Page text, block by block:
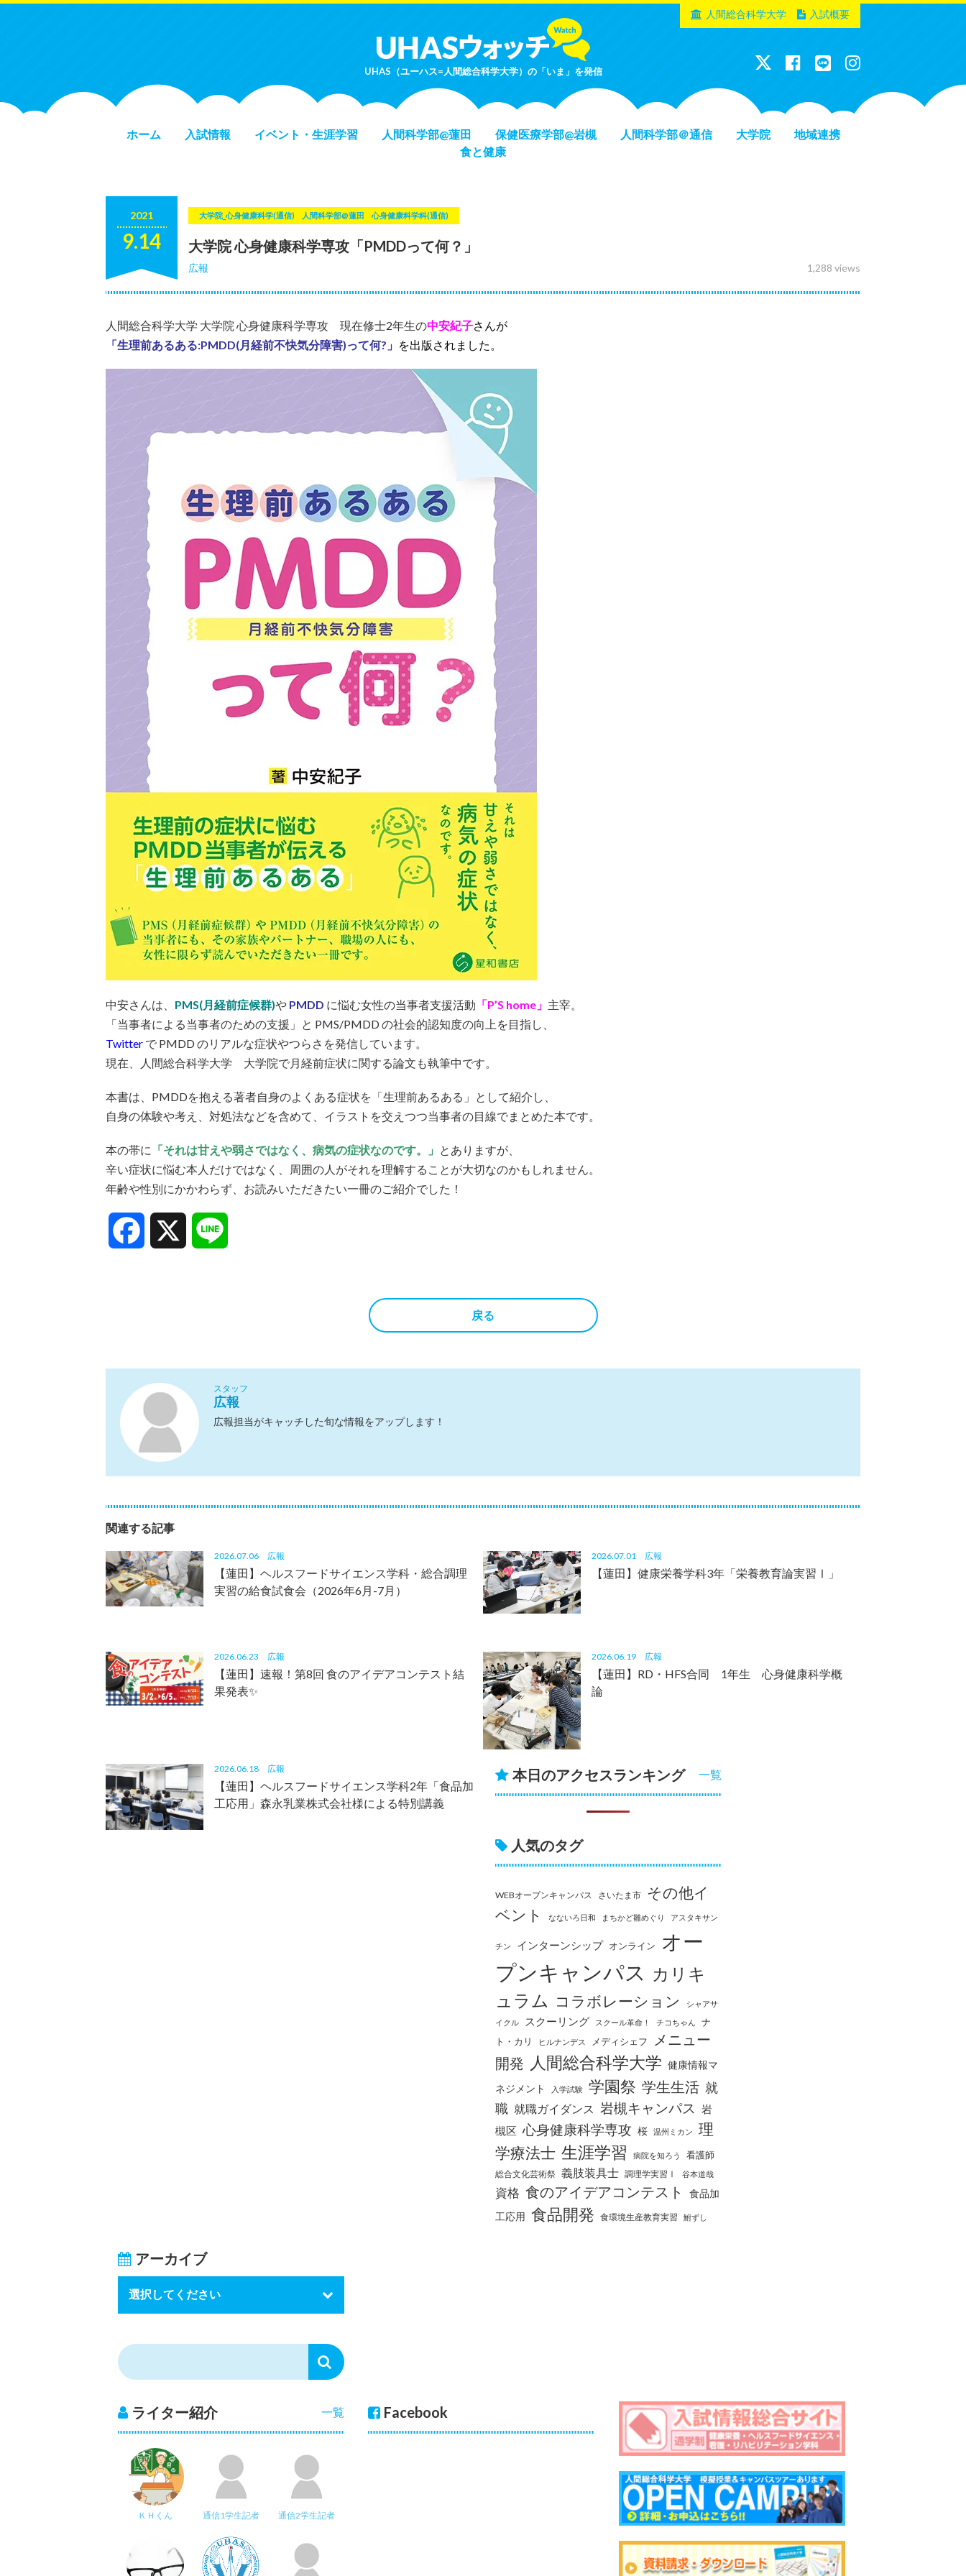
UHAS（ユーハス=人間総合科学大学）の「いま」を発信
ホーム 入試情報 イベント・生涯学習 人間科学部@蓮田 保健医療学部@岩槻 人間科学部＠通信 大学院
地域連携
食と健康
人間総合科学大学 入試概要
2021
9.14
大学院_心身健康科学(通信) 人間科学部@蓮田 心身健康科学科(通信)
大学院 心身健康科学専攻「PMDDって何？」
1,288 views
広報
人間総合科学大学 大学院 心身健康科学専攻 現在修士2年生の中安紀子さんが
「生理前あるある:PMDD(月経前不快気分障害)って何?」 を出版されました。
中安さんは、 PMS(月経前症候群)や PMDD に悩む女性の当事者支援活動 「P’S home」 主宰。
「当事者による当事者のための支援」と PMS/PMDD の社会的認知度の向上を目指し、
Twitter で PMDD のリアルな症状やつらさを発信しています。
現在、人間総合科学大学 大学院で月経前症状に関する論文も執筆中です。
本書は、PMDDを抱える著者自身のよくある症状を「生理前あるある」として紹介し、
自身の体験や考え、対処法などを含めて、イラストを交えつつ当事者の目線でまとめた本です。
本の帯に 「それは甘えや弱さではなく、病気の症状なのです。」 とありますが、
辛い症状に悩む本人だけではなく、周囲の人がそれを理解することが大切なのかもしれません。
年齢や性別にかかわらず、お読みいただきたい一冊のご紹介でした！
Facebook
戻る
スタッフ
広報
広報担当がキャッチした旬な情報をアップします！
関連する記事
2026.07.06 広報
【蓮田】ヘルスフードサイエンス学科・総合調理
実習の給食試食会（2026年6月-7月）
2026.07.01 広報
【蓮田】健康栄養学科3年「栄養教育論実習Ⅰ」
2026.06.23 広報
【蓮田】速報！第8回 食のアイデアコンテスト結
果発表✨
2026.06.19 広報
【蓮田】RD・HFS合同 1年生 心身健康科学概
論
2026.06.18 広報
【蓮田】ヘルスフードサイエンス学科2年「食品加
工応用」森永乳業株式会社様による特別講義
一覧
本日のアクセスランキング
人気のタグ
WEBオープンキャンパス さいたま市
その他イ
ベント
なないろ日和 まちかど雛めぐり アスタキサン
チン インターンシップ オンライン
オー
プンキャンパス カリキ
ュラム コラボレーション
シャアサ
イクル
スクーリング スクール革命！ チコちゃん
ナ
ト・カリ
ヒルナンデス メディシェフ
メニュー
開発 人間総合科学大学 健康情報マ
ネジメント
入学試験 学園祭 学生生活 就
職 就職ガイダンス 岩槻キャンパス
岩
槻区 心身健康科学専攻 桜 温州ミカン
理
学療法士 生涯学習 病院を知ろう 看護師
総合文化芸術祭 義肢装具士 調理学実習Ⅰ 谷本道哉
資格 食のアイデアコンテスト
食品加
工応用 食品開発 食環境生産教育実習 鮒ずし
アーカイブ
一覧
ライター紹介
ＫＨくん 通信1学生記者 通信2学生記者
Facebook